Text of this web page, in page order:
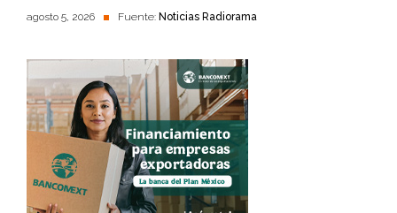
agosto 5, 2026 Fuente: Noticias Radiorama